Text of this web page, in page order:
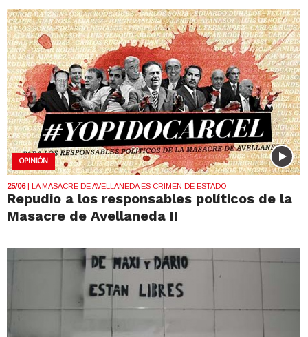
OPINIÓN
25/06| LA MASACRE DE AVELLANEDA ES CRIMEN DE ESTADO
Repudio a los responsables políticos de la
Masacre de Avellaneda II